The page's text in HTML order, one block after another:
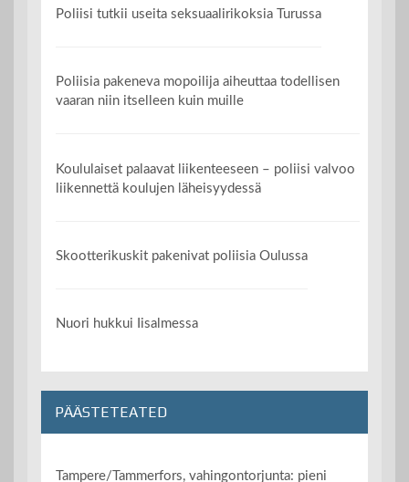
Poliisi tutkii useita seksuaalirikoksia Turussa
Poliisia pakeneva mopoilija aiheuttaa todellisen
vaaran niin itselleen kuin muille
Koululaiset palaavat liikenteeseen – poliisi valvoo
liikennettä koulujen läheisyydessä
Skootterikuskit pakenivat poliisia Oulussa
Nuori hukkui Iisalmessa
PÄÄSTETEATED
Tampere/Tammerfors, vahingontorjunta: pieni